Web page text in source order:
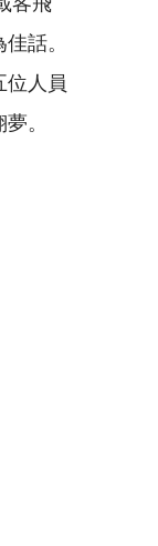
話。
人員
。